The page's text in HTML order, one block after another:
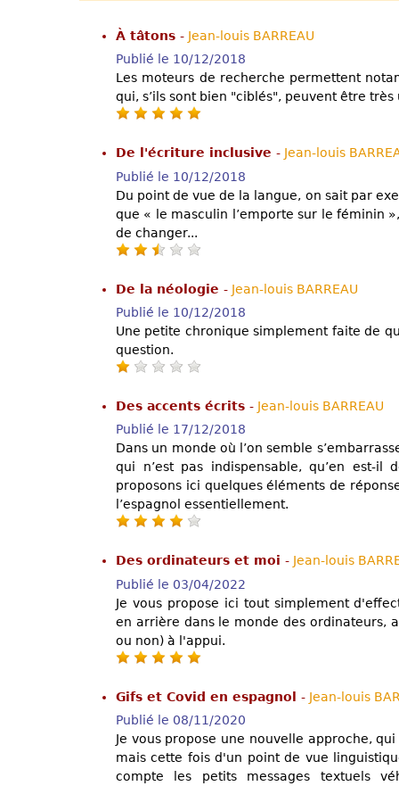
À tâtons - Jean-louis BARREAU
Publié le 10/12/2018
Les moteurs de recherche permettent
qui, s’ils sont bien "ciblés", peuvent être
De l'écriture inclusive - Jean-louis
Publié le 10/12/2018
Du point de vue de la langue, on sait par
que « le masculin l’emporte sur le féminin
de changer...
De la néologie - Jean-louis BARREAU
Publié le 10/12/2018
Une petite chronique simplement faite de
question.
Des accents écrits - Jean-louis BARREAU
Publié le 17/12/2018
Dans un monde où l’on semble
qui n’est pas indispensable, qu’en est-il
proposons ici quelques éléments de
l’espagnol essentiellement.
Des ordinateurs et moi - Jean-louis
Publié le 03/04/2022
Je vous propose ici tout simplement
en arrière dans le monde des ordinateurs,
ou non) à l'appui.
Gifs et Covid en espagnol - Jean-louis
Publié le 08/11/2020
Je vous propose une nouvelle approche,
mais cette fois d'un point de vue
compte les petits messages textuels